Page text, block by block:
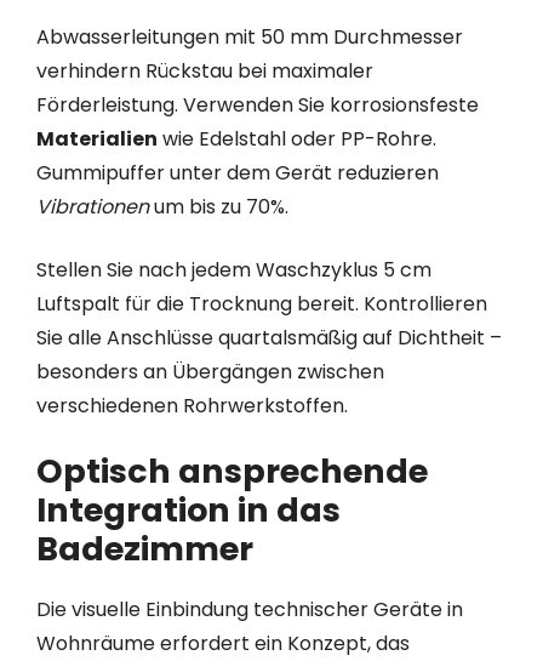
Abwasserleitungen mit 50 mm Durchmesser
verhindern Rückstau bei maximaler
Förderleistung. Verwenden Sie korrosionsfeste
Materialien wie Edelstahl oder PP-Rohre.
Gummipuffer unter dem Gerät reduzieren
Vibrationenum bis zu 70%.
Stellen Sie nach jedem Waschzyklus 5 cm
Luftspalt für die Trocknung bereit. Kontrollieren
Sie alle Anschlüsse quartalsmäßig auf Dichtheit –
besonders an Übergängen zwischen
verschiedenen Rohrwerkstoffen.
Optisch ansprechende
Integration in das
Badezimmer
Die visuelle Einbindung technischer Geräte in
Wohnräume erfordert ein Konzept, das